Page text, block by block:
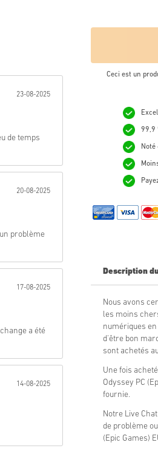
23-08-2025
de temps
20-08-2025
problème
17-08-2025
a été
14-08-2025
Ceci est un
99,9
Description
Nous avons
les moins
numériques
d'être bon
sont achetés
Une fois
Odyssey PC
fournie.
Notre Live
de problème
(Epic Games)